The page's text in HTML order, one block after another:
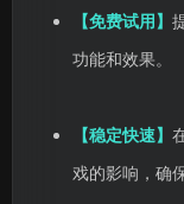
【免费试用】
功能和效果。
【稳定快速】
戏的影响，确